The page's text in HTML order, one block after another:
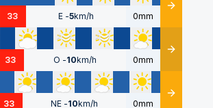
33 E -5km/h 0mm Détails
33 O -10km/h 0mm Détails
33 NE -10km/h 0mm Détails